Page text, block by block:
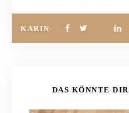
KARIN
DAS KÖNNTE